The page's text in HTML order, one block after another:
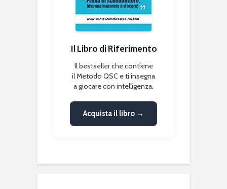
Il Libro di Riferimento
Il bestseller che contiene
il Metodo QSC e ti insegna
a giocare con intelligenza.
Acquista il libro →